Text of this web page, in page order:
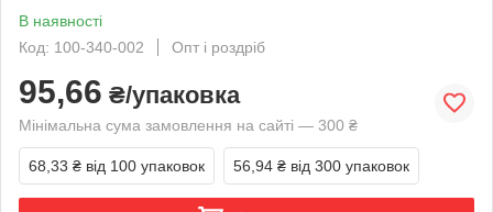
В наявності
Код: 100-340-002
Опт і роздріб
95,66 ₴/упаковка
Мінімальна сума замовлення на сайті — 300 ₴
68,33 ₴ від 100 упаковок 56,94 ₴ від 300 упаковок